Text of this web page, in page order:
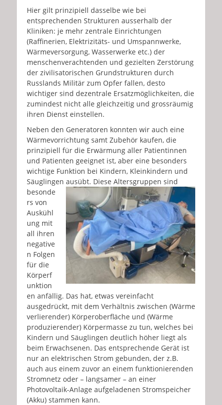
Hier gilt prinzipiell dasselbe wie bei
entsprechenden Strukturen ausserhalb der
Kliniken: je mehr zentrale Einrichtungen
(Raffinerien, Elektrizitäts- und Umspannwerke,
Wärmeversorgung, Wasserwerke etc.) der
menschenverachtenden und gezielten Zerstörung
der zivilisatorischen Grundstrukturen durch
Russlands Militär zum Opfer fallen, desto
wichtiger sind dezentrale Ersatzmöglichkeiten, die
zumindest nicht alle gleichzeitig und grossräumig
ihren Dienst einstellen.
Neben den Generatoren konnten wir auch eine
Wärmevorrichtung samt Zubehör kaufen, die
prinzipiell für die Erwärmung aller Patientinnen
und Patienten geeignet ist, aber eine besonders
wichtige Funktion bei Kindern, Kleinkindern und
Säuglingen ausübt. Diese Altersgruppen sind
besonde
rs von
Auskühl
ung mit
all ihren
negative
n Folgen
für die
Körperf
unktion
en anfällig. Das hat, etwas vereinfacht
ausgedrückt, mit dem Verhältnis zwischen (Wärme
verlierender) Körperoberfläche und (Wärme
produzierender) Körpermasse zu tun, welches bei
Kindern und Säuglingen deutlich höher liegt als
beim Erwachsenen. Das entsprechende Gerät ist
nur an elektrischen Strom gebunden, der z.B.
auch aus einem zuvor an einem funktionierenden
Stromnetz oder – langsamer – an einer
Photovoltaik-Anlage aufgeladenen Stromspeicher
(Akku) stammen kann.